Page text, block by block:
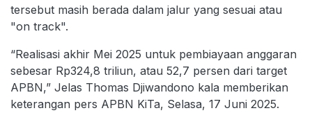
tersebut masih berada dalam jalur yang sesuai atau
"on track".
“Realisasi akhir Mei 2025 untuk pembiayaan anggaran
sebesar Rp324,8 triliun, atau 52,7 persen dari target
APBN,” Jelas Thomas Djiwandono kala memberikan
keterangan pers APBN KiTa, Selasa, 17 Juni 2025.